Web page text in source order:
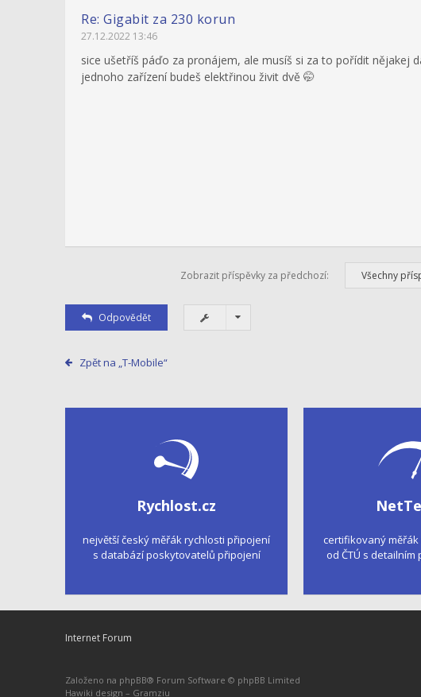
Re: Gigabit za 230 korun
27.12.2022 13:46
sice ušetříš páďo za pronájem, ale musíš si za to pořídit
jednoho zařízení budeš elektřinou živit dvě 🤭
Zobrazit příspěvky za předchozí: Všechny
Odpovědět
Zpět na „T-Mobile“
Rychlost.cz
největší český měřák rychlosti připojení
s databází poskytovatelů připojení
certifikovaný
od ČTÚ s
Internet Forum
Založeno na phpBB® Forum Software © phpBB Limited
Hawiki design – Gramziu